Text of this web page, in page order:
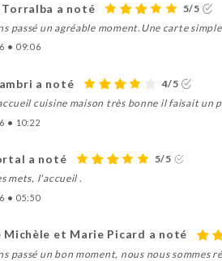
Torralba a noté
5/5
passé un agréable moment.Une carte
• 09:06
a noté
4/5
cuisine maison très bonne il faisait un
• 10:22
a noté
5/5
mets, l'accueil .
• 05:50
Michèle et Marie Picard a noté
passé un bon moment, nous nous